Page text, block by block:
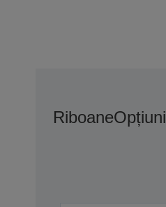
RiboaneOpțiuni